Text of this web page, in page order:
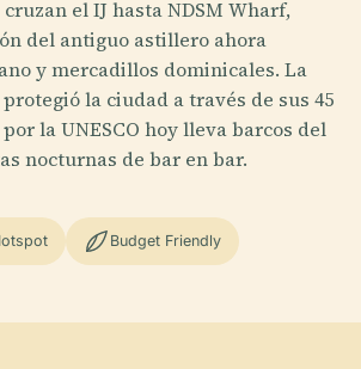
el IJ hasta NDSM Wharf,
del antiguo astillero ahora
y mercadillos dominicales. La
la ciudad a través de sus 45
la UNESCO hoy lleva barcos del
nocturnas de bar en bar.
Budget Friendly